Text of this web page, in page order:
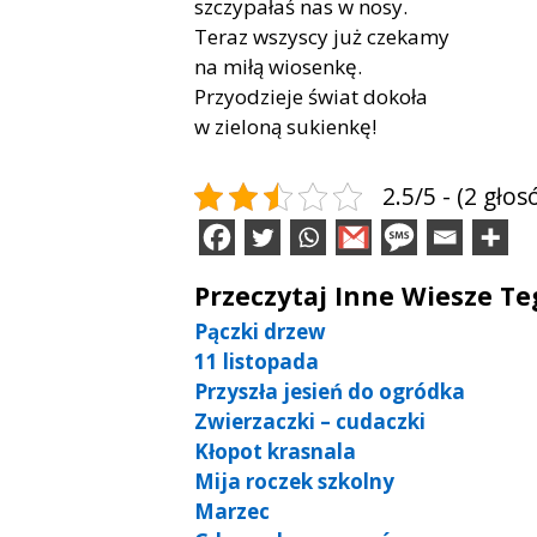
szczy­pa­łaś nas w nosy.
Te­raz wszy­scy już cze­ka­my
na miłą wio­sen­kę.
Przy­odzie­je świat do­ko­ła
w zie­lo­ną su­kien­kę!
2.5/5 - (2
Przeczytaj Inne Wiesze
Pączki drzew
11 listopada
Przyszła jesień do ogródka
Zwierzaczki – cudaczki
Kłopot krasnala
Mija roczek szkolny
Marzec